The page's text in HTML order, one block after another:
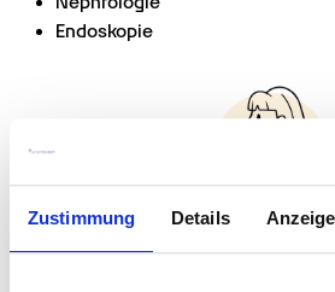
Zustimmung Details
Endoskopie